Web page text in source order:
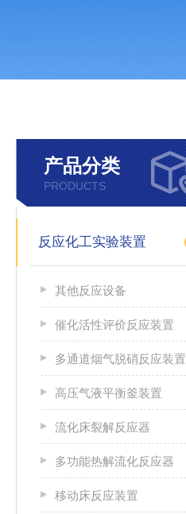
产品分类
PRODUCTS
反应化工实验装置
其他反应设备
催化活性评价反应装置
多通道烟气脱硝反应装置
高压气液平衡釜装置
流化床裂解反应器
多功能热解流化反应器
移动床反应装置